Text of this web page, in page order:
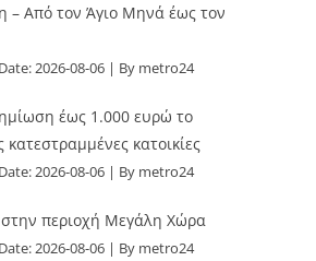
– Από τον Άγιο Μηνά έως τον
Date: 2026-08-06 By metro24
έως 1.000 ευρώ το
κατεστραμμένες κατοικίες
Date: 2026-08-06 By metro24
περιοχή Μεγάλη Χώρα
Date: 2026-08-06 By metro24